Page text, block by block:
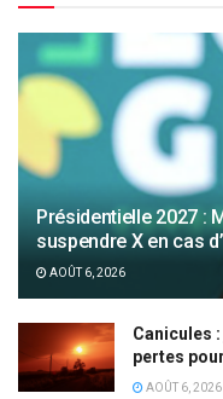
Présidentielle 2027 :
suspendre X en cas
AOÛT 6, 2026
Canicules
pertes
AOÛT 6, 2026